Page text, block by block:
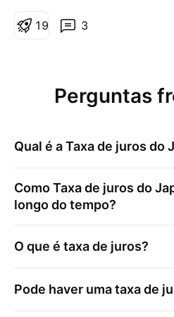
futuro podem se tornar uma
BC brasileiro está certo. O
real no Brasil está alto? Sim.
3
1 9
Perguntas
Qual é aTaxa de juros do
ComoTaxa de juros do
longo do tempo?
O que é taxa de juros?
Pode haver uma taxa de